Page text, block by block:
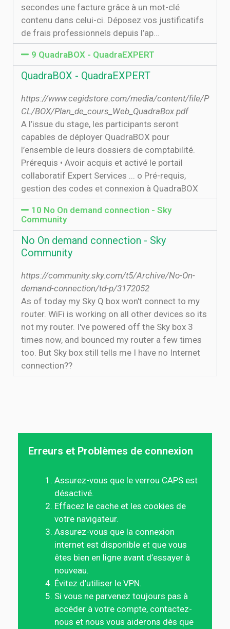
secondes une facture grâce à un mot-clé
contenu dans celui-ci. Déposez vos justificatifs
de frais professionnels depuis l’ap…
9 QuadraBOX - QuadraEXPERT
QuadraBOX - QuadraEXPERT
https://www.cegidstore.com/media/content/file/P
CL/BOX/Plan_de_cours_Web_QuadraBox.pdf
A l’issue du stage, les participants seront
capables de déployer QuadraBOX pour
l’ensemble de leurs dossiers de comptabilité.
Prérequis • Avoir acquis et activé le portail
collaboratif Expert Services ... o Pré-requis,
gestion des codes et connexion à QuadraBOX
10 No On demand connection - Sky
Community
No On demand connection - Sky
Community
https://community.sky.com/t5/Archive/No-On-
demand-connection/td-p/3172052
As of today my Sky Q box won't connect to my
router. WiFi is working on all other devices so its
not my router. I've powered off the Sky box 3
times now, and bounced my router a few times
too. But Sky box still tells me I have no Internet
connection??
Erreurs et Problèmes de connexion
Assurez-vous que le verrou CAPS est
désactivé.
Effacez le cache et les cookies de
votre navigateur.
Assurez-vous que la connexion
internet est disponible et que vous
êtes bien en ligne avant d’essayer à
nouveau.
Évitez d’utiliser le VPN.
Si vous ne parvenez toujours pas à
accéder à votre compte, contactez-
nous et nous vous aiderons dès que